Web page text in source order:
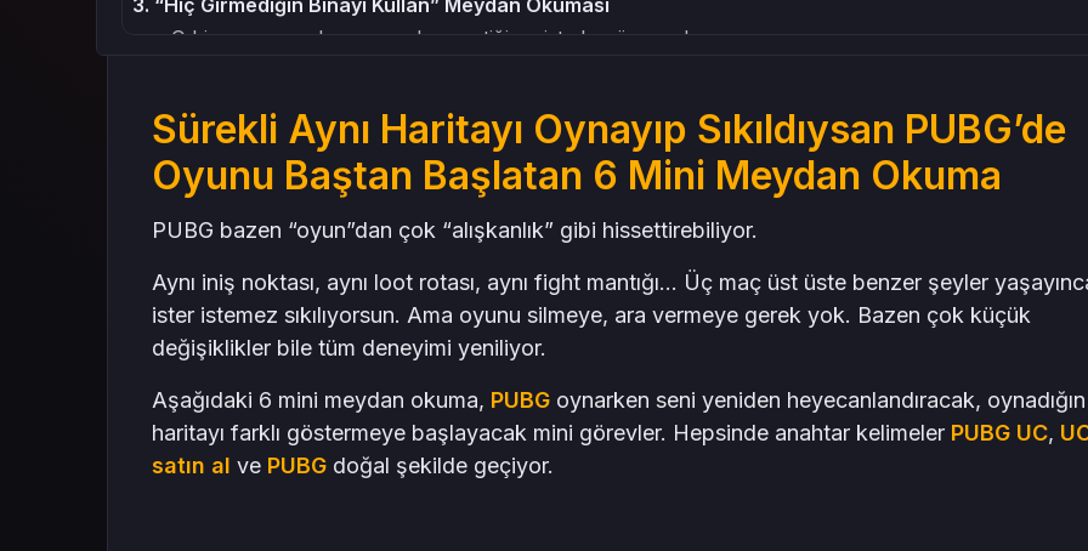
3. “Hiç Girmediğin Binayı Kullan” Meydan Okuması
O bina var ya… hep yanından geçtiğin… işte bugün oradasın.
Yollar, vadiler, köprüler yok. Sadece bölge sınırları.
5. “Sesle Oynama” Meydan Okuması – Görerek Değil, Duyarak
Sadece ses bilgisiyle hareket et.
6. “Tek Renk Challenge” – Karakterini Seç, Oyna
Bonus: Mini Görevleri Takım Halinde Denersen 10 Kat Daha Eğlenceli Oluyor
Sonuç: Haritadan Sıkılman Normal, Ama Oyun Hâlâ Taze Olabilir
Sürekli Aynı Haritayı Oynayıp Sıkıldıysan PUBG’de
Oyunu Baştan Başlatan 6 Mini Meydan Okuma
PUBG bazen “oyun”dan çok “alışkanlık” gibi hissettirebiliyor.
Aynı iniş noktası, aynı loot rotası, aynı fight mantığı… Üç maç üst üste benzer şeyler
ister istemez sıkılıyorsun. Ama oyunu silmeye, ara vermeye gerek yok. Bazen çok küçük
değişiklikler bile tüm deneyimi yeniliyor.
Aşağıdaki 6 mini meydan okuma, PUBGoynarken seni yeniden heyecanlandıracak, oynadığın
haritayı farklı göstermeye başlayacak mini görevler. Hepsinde anahtar kelimeler PUBG UC,
satın al ve PUBGdoğal şekilde geçiyor.